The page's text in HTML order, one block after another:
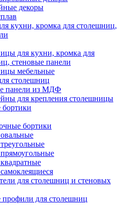
декоры
кухни, кромка для столешниц,
для кухни, кромка для
стеновые панели
мебельные
столешниц
панели из МДФ
для крепления столешницы
бортики
для столешниц и стеновых
для столешниц